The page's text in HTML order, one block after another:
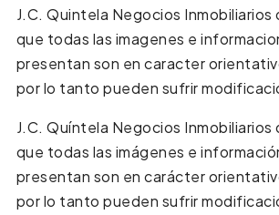
J.C. Quintela Negocios Inmobiliarios
que todas las imagenes e
presentan son en caracter
por lo tanto pueden sufrir
J.C. Quíntela Negocios Inmobiliarios
que todas las imágenes e
presentan son en carácter
por lo tanto pueden sufrir